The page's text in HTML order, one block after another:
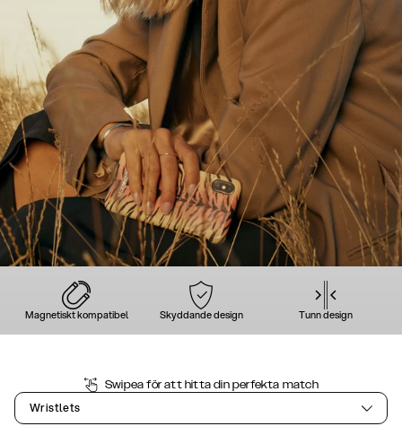
Magnetiskt kompatibel Skyddande design Tunn design
Swipea för att hitta din perfekta match
Wristlets